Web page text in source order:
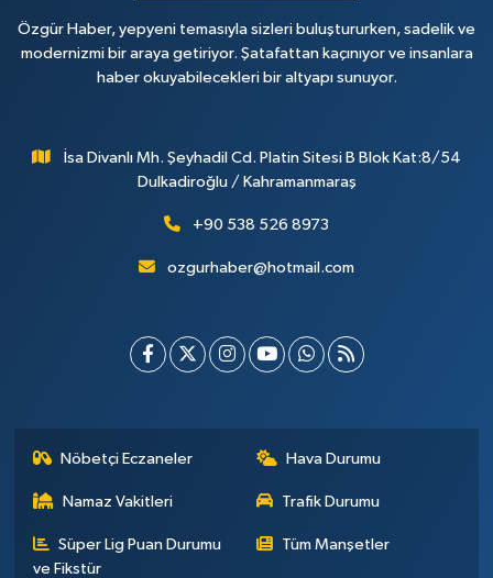
Özgür Haber, yepyeni temasıyla sizleri buluştururken, sadelik ve
modernizmi bir araya getiriyor. Şatafattan kaçınıyor ve insanlara
haber okuyabilecekleri bir altyapı sunuyor.
İsa Divanlı Mh. Şeyhadil Cd. Platin Sitesi B Blok Kat:8/54
Dulkadiroğlu / Kahramanmaraş
+90 538 526 8973
ozgurhaber@hotmail.com
Nöbetçi Eczaneler Hava Durumu
Namaz Vakitleri Trafik Durumu
Süper Lig Puan Durumu
ve Fikstür
Tüm Manşetler